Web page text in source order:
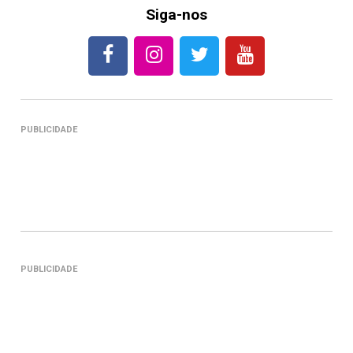
Siga-nos
PUBLICIDADE
PUBLICIDADE